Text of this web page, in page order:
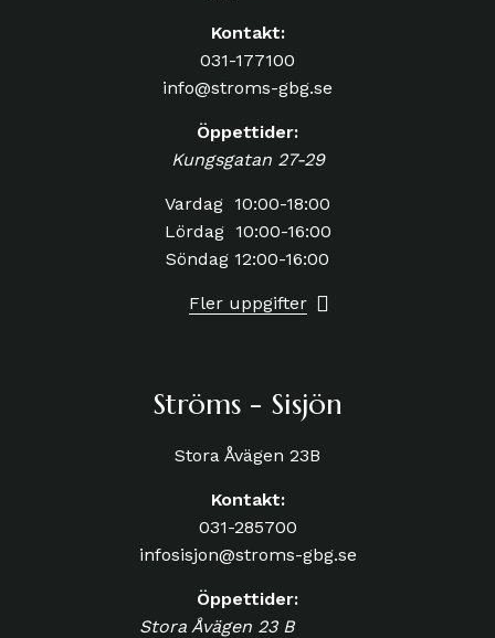
Kontakt:
031-177100
info@stroms-gbg.se
Öppettider:
Kungsgatan 27-29
Vardag 10:00-18:00
Lördag 10:00-16:00
Söndag 12:00-16:00
Fler uppgifter
Ströms - Sisjön
Stora Åvägen 23B
Kontakt:
031-285700
infosisjon@stroms-gbg.se
Öppettider:
Stora Åvägen 23 B